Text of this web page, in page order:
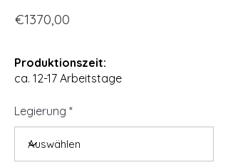
€1370,00
Produktionszeit:
ca. 12-17 Arbeitstage
Legierung